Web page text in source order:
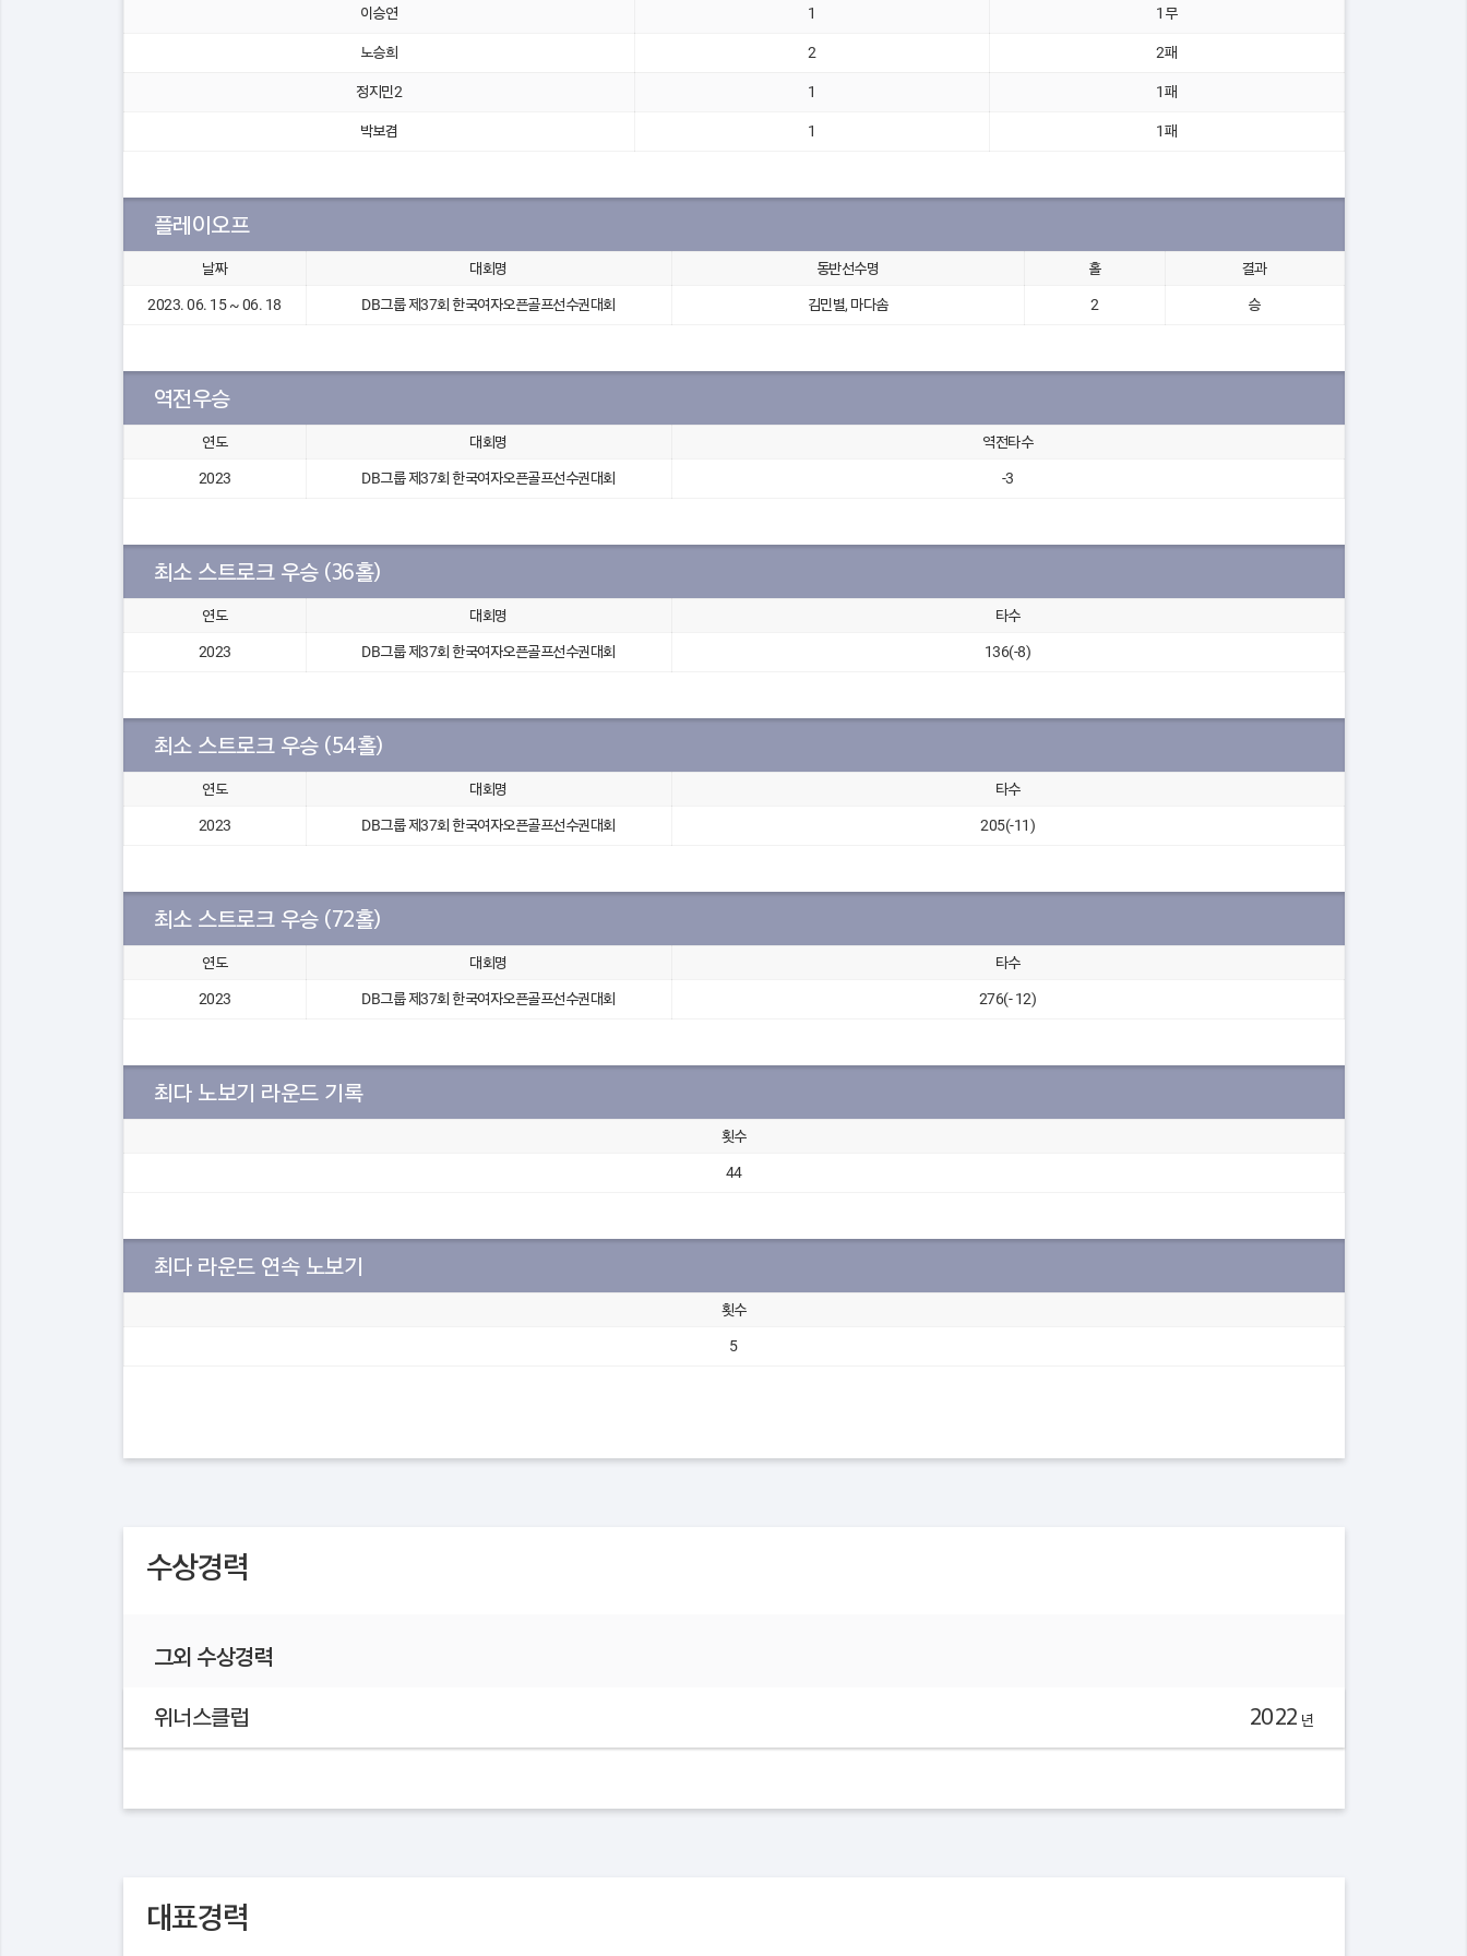
이승연 1 1무
노승희 2 2패
정지민2 1 1패
박보겸 1 1패
플레이오프
날짜 대회명 동반선수명 홀 결과
2023. 06. 15 ~ 06. 18 DB그룹 제37회 한국여자오픈골프선수권대회 김민별, 마다솜 2 승
역전우승
연도 대회명 역전타수
2023 DB그룹 제37회 한국여자오픈골프선수권대회 -3
최소 스트로크 우승 (36홀)
연도 대회명 타수
2023 DB그룹 제37회 한국여자오픈골프선수권대회 136(-8)
최소 스트로크 우승 (54홀)
연도 대회명 타수
2023 DB그룹 제37회 한국여자오픈골프선수권대회 205(-11)
최소 스트로크 우승 (72홀)
연도 대회명 타수
2023 DB그룹 제37회 한국여자오픈골프선수권대회 276(- 12)
최다 노보기 라운드 기록
횟수
44
최다 라운드 연속 노보기
횟수
5
수상경력
그외 수상경력
위너스클럽 2022 년
대표경력